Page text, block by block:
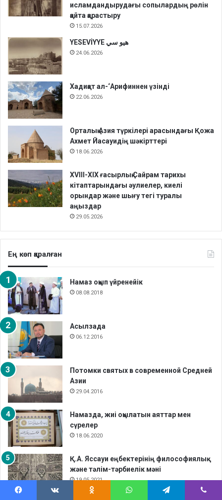
исламдандырудағы сопылардың рөлін
қайта қарастыру
15.07.2026
YESEVİYYE هيو سي
24.06.2026
Хадиқат aл-‘Арифиннен үзінді
22.06.2026
Орталық Азия түркілері арасындағы Қожа
Ахмет Йасауидің шәкірттері
18.06.2026
XVIII-XIX ғасырлық Сайрам тарихы
кітаптарындағы әулиелер, киелі
орындар және шығу тегі туралы
аңыздар
29.05.2026
Ең көп қаралған
Намаз оқып үйренейік
08.08.2018
Асылзада
06.12.2016
Потомки святых в современной Средней
Азии
29.04.2016
Намазда, жиі оқылатын аяттар мен
сүрелер
18.06.2020
Қ.А. Яссауи еңбектерінің философиялық
және тәлім-тәрбиелік мәні
19.05.2021